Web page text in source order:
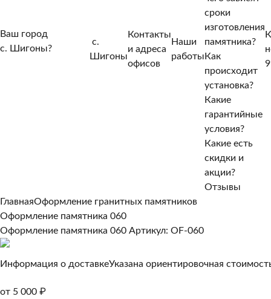
Ваш город
с. Шигоны?
с.
Шигоны
Контакты
и адреса
офисов
Наши
работы
сроки
изготовления
памятника?
Как
происходит
установка?
Какие
гарантийные
условия?
Какие есть
скидки и
акции?
Отзывы
ГлавнаяОформление гранитных памятников
Оформление памятника 060
Оформление памятника 060 Артикул: OF-060
Информация о доставкеУказана ориентировочная
от 5 000 ₽